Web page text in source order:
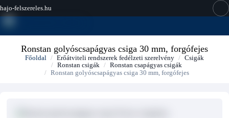
hajo-felszereles.hu
Ronstan golyóscsapágyas csiga 30 mm, forgófejes
Főoldal Erőátviteli rendszerek fedélzeti szerelvény
Csigák
Ronstan csigák
Ronstan csapágyas csigák
Ronstan golyóscsapágyas csiga 30 mm, forgófejes